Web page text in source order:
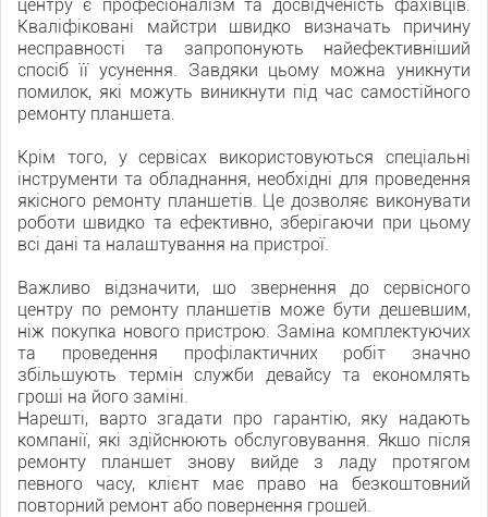
центру є професіоналізм та досвідченість фахівців.
Кваліфіковані майстри швидко визначать причину
несправності та запропонують найефективніший
спосіб її усунення. Завдяки цьому можна уникнути
помилок, які можуть виникнути під час самостійного
ремонту планшета.
Крім того, у сервісах використовуються спеціальні
інструменти та обладнання, необхідні для проведення
якісного ремонту планшетів. Це дозволяє виконувати
роботи швидко та ефективно, зберігаючи при цьому
всі дані та налаштування на пристрої.
Важливо відзначити, що звернення до сервісного
центру по ремонту планшетів може бути дешевшим,
ніж покупка нового пристрою. Заміна комплектуючих
та проведення профілактичних робіт значно
збільшують термін служби девайсу та економлять
гроші на його заміні.
Нарешті, варто згадати про гарантію, яку надають
компанії, які здійснюють обслуговування. Якщо після
ремонту планшет знову вийде з ладу протягом
певного часу, клієнт має право на безкоштовний
повторний ремонт або повернення грошей.